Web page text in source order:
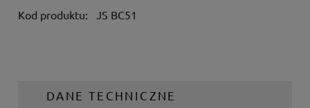
Kod produktu: JS BC51
DANE TECHNICZNE